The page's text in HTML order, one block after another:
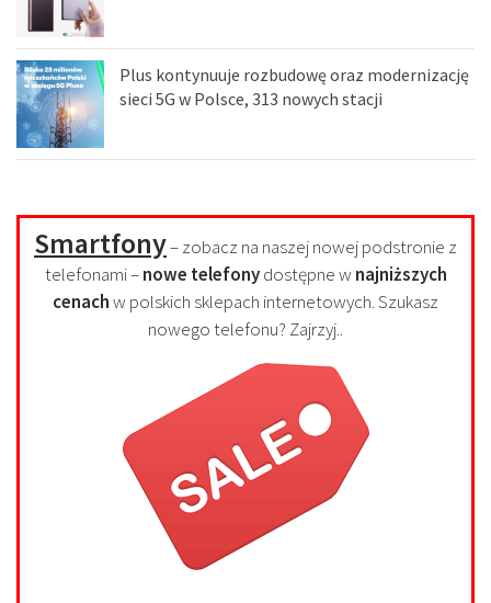
Plus kontynuuje rozbudowę oraz modernizację
sieci 5G w Polsce, 313 nowych stacji
Smartfony– zobacz na naszej nowej podstronie z
telefonami –nowe telefonydostępne w najniższych
cenachw polskich sklepach internetowych. Szukasz
nowego telefonu? Zajrzyj..